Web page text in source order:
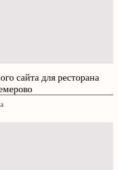
сайта для ресторана